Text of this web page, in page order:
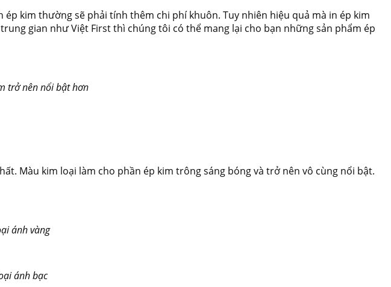
kim thường sẽ phải tính thêm chi phí khuôn. Tuy nhiên hiệu quả mà in ép kim
gian như Việt First thì chúng tôi có thể mang lại cho bạn những sản phẩm ép
trở nên nổi bật hơn
Màu kim loại làm cho phần ép kim trông sáng bóng và trở nên vô cùng nổi bật.
ánh vàng
ánh bạc